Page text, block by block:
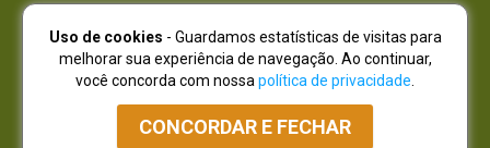
Juruá Editora Ltda., CNPJ 77.535.508/0001-19
Juruá Informática Ltda., CNPJ 01.701.561/0001-80
NOVO ENDEREÇO:R. Flávio Dallegrave, 7665, São Lourenço |
Curitiba - Paraná - CEP 82210-310
Atendimento: (41) 4009-3900|Vendas Atacado: (41) 4009-3939
Uso de cookies - Guardamos estatísticas de visitas para
melhorar sua experiência de navegação. Ao continuar,
você concorda com nossa política de privacidade
CONCORDAR E FECHAR